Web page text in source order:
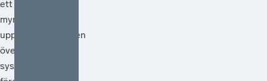
ett antal
myndigheter i
uppdrag att göra en
översyn av
systemet för